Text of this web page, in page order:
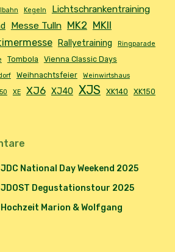
Kegeln Lichtschrankentraining
Messe Tulln MK2 MKII
Rallyetraining
Ringparade
Tombola Vienna Classic Days
Weihnachtsfeier Weinwirtshaus
XE XJ6 XJ40 XJS XK140 XK150
JDC National Day Weekend 2025
JDOST Degustationstour 2025
Hochzeit Marion & Wolfgang